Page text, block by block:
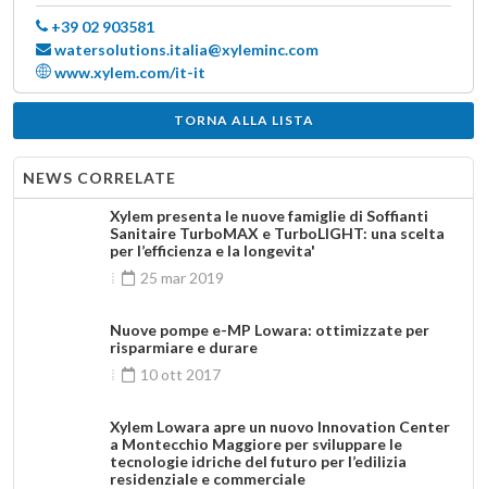
+39 02 903581
watersolutions.italia@xyleminc.com
www.xylem.com/it-it
TORNA ALLA LISTA
NEWS CORRELATE
Xylem presenta le nuove famiglie di Soffianti
Sanitaire TurboMAX e TurboLIGHT: una scelta
per l’efficienza e la longevita'
25 mar 2019
Nuove pompe e-MP Lowara: ottimizzate per
risparmiare e durare
10 ott 2017
Xylem Lowara apre un nuovo Innovation Center
a Montecchio Maggiore per sviluppare le
tecnologie idriche del futuro per l’edilizia
residenziale e commerciale